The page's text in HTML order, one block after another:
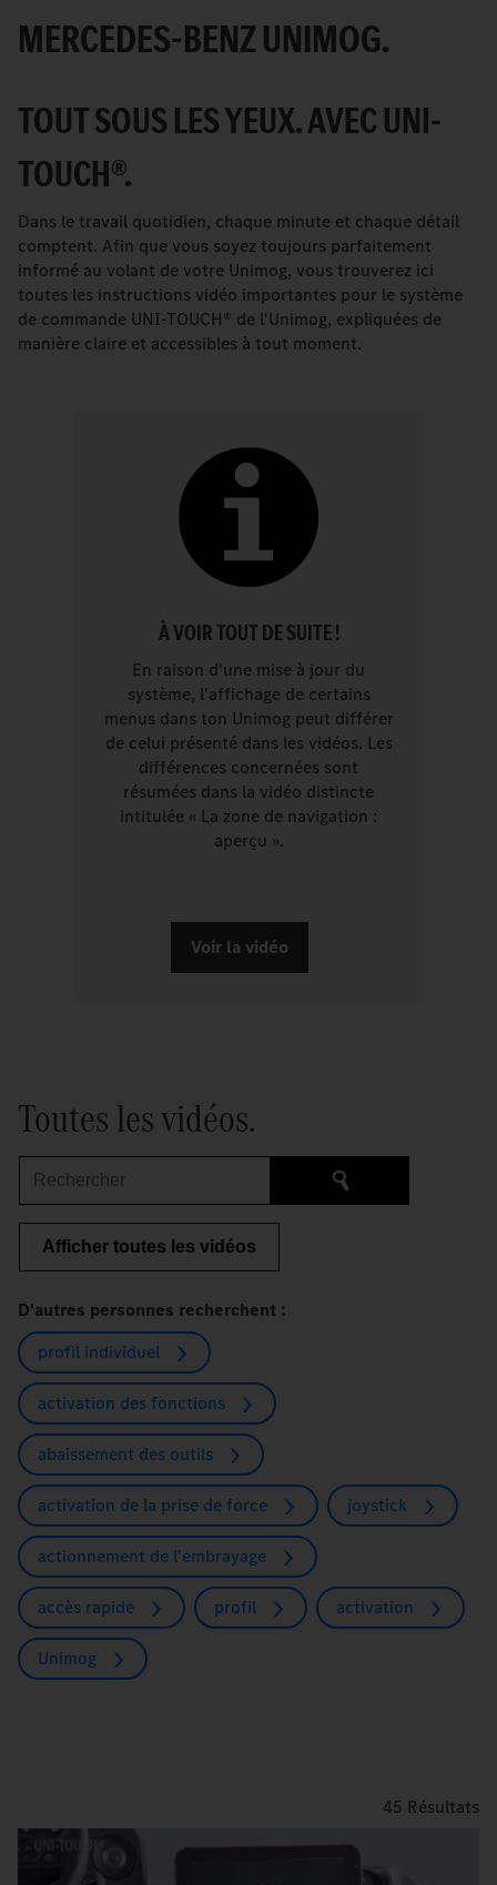
MERCEDES-BENZ UNIMOG.
TOUT SOUS LES YEUX. AVEC UNI-
TOUCH®.
Dans le travail quotidien, chaque minute et chaque détail
comptent. Afin que vous soyez toujours parfaitement
informé au volant de votre Unimog, vous trouverez ici
toutes les instructions vidéo importantes pour le système
de commande UNI-TOUCH® de l'Unimog, expliquées de
manière claire et accessibles à tout moment.
À VOIR TOUT DE SUITE !
En raison d'une mise à jour du
système, l'affichage de certains
menus dans ton Unimog peut différer
de celui présenté dans les vidéos. Les
différences concernées sont
résumées dans la vidéo distincte
intitulée « La zone de navigation :
aperçu ».
Voir la vidéo
Toutes les vidéos.
Rechercher
Afficher toutes les vidéos
D'autres personnes recherchent :
profil individuel
activation des fonctions
abaissement des outils
activation de la prise de force joystick
actionnement de l'embrayage
accès rapide profil activation
Unimog
45 Résultats